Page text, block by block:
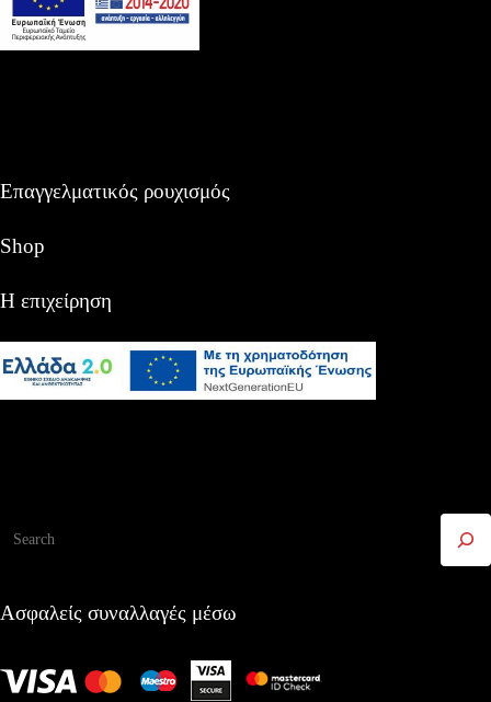
Επαγγελματικός ρουχισμός
Shop
Η επιχείρηση
Ασφαλείς συναλλαγές μέσω